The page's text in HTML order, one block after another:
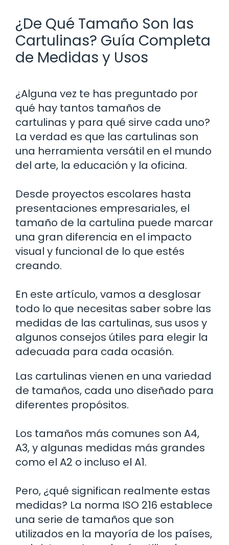
¿De Qué Tamaño Son las
Cartulinas? Guía Completa
de Medidas y Usos
¿Alguna vez te has preguntado por
qué hay tantos tamaños de
cartulinas y para qué sirve cada uno?
La verdad es que las cartulinas son
una herramienta versátil en el mundo
del arte, la educación y la oficina.
Desde proyectos escolares hasta
presentaciones empresariales, el
tamaño de la cartulina puede marcar
una gran diferencia en el impacto
visual y funcional de lo que estés
creando.
En este artículo, vamos a desglosar
todo lo que necesitas saber sobre las
medidas de las cartulinas, sus usos y
algunos consejos útiles para elegir la
adecuada para cada ocasión.
Las cartulinas vienen en una variedad
de tamaños, cada uno diseñado para
diferentes propósitos.
Los tamaños más comunes son A4,
A3, y algunas medidas más grandes
como el A2 o incluso el A1.
Pero, ¿qué significan realmente estas
medidas? La norma ISO 216 establece
una serie de tamaños que son
utilizados en la mayoría de los países,